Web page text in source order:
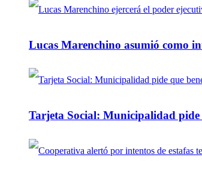
Lucas Marenchino asumió como
Tarjeta Social: Municipalidad pide